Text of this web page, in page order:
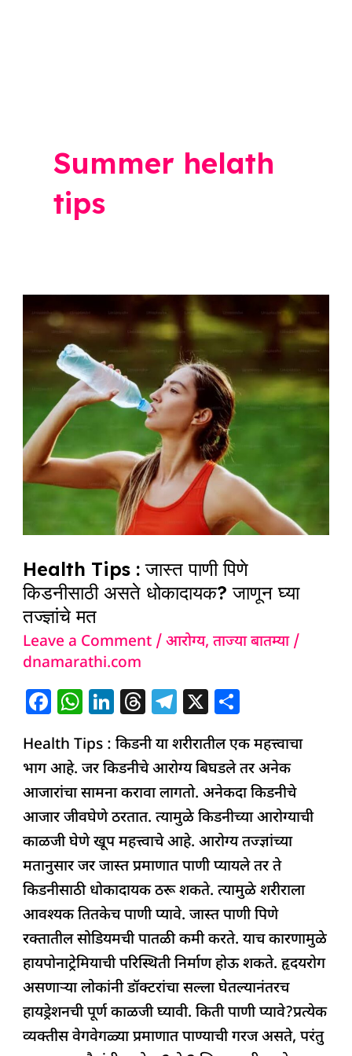
Summer helath
tips
Health Tips : जास्त पाणी पिणे
किडनीसाठी असते धोकादायक? जाणून घ्या
तज्ज्ञांचे मत
Leave a Comment /आरोग्य,ताज्या बातम्या/
dnamarathi.com
F
c
e
b
o
o
k
W
at
s
A
p
p
Li
n
k
e
dI
n
T
h
re
a
d
s
T
el
e
g
ra
m
X
ar
e
Health Tips : किडनी या शरीरातील एक महत्त्वाचा
भाग आहे. जर किडनीचे आरोग्य बिघडले तर अनेक
आजारांचा सामना करावा लागतो. अनेकदा किडनीचे
आजार जीवघेणे ठरतात. त्यामुळे किडनीच्या आरोग्याची
काळजी घेणे खूप महत्त्वाचे आहे. आरोग्य तज्ज्ञांच्या
मतानुसार जर जास्त प्रमाणात पाणी प्यायले तर ते
किडनीसाठी धोकादायक ठरू शकते. त्यामुळे शरीराला
आवश्यक तितकेच पाणी प्यावे. जास्त पाणी पिणे
रक्तातील सोडियमची पातळी कमी करते. याच कारणामुळे
हायपोनाट्रेमियाची परिस्थिती निर्माण होऊ शकते. हृदयरोग
असणाऱ्या लोकांनी डॉक्टरांचा सल्ला घेतल्यानंतरच
हायड्रेशनची पूर्ण काळजी घ्यावी. किती पाणी प्यावे?प्रत्येक
व्यक्तीस वेगवेगळ्या प्रमाणात पाण्याची गरज असते, परंतु
Tips
पाणी
पिणे
किडनीसाठी
असते
धोकादायक?
तज्ज्ञांचे
मत